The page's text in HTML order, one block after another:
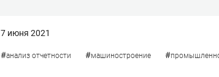
7 июня 2021
#анализ отчетности #машиностроение #